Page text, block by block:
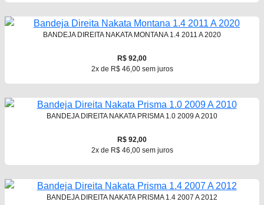
BANDEJA DIREITA NAKATA MONTANA 1.4 2011 A 2020
R$ 92,00
2x de R$ 46,00 sem juros
BANDEJA DIREITA NAKATA PRISMA 1.0 2009 A 2010
R$ 92,00
2x de R$ 46,00 sem juros
BANDEJA DIREITA NAKATA PRISMA 1.4 2007 A 2012